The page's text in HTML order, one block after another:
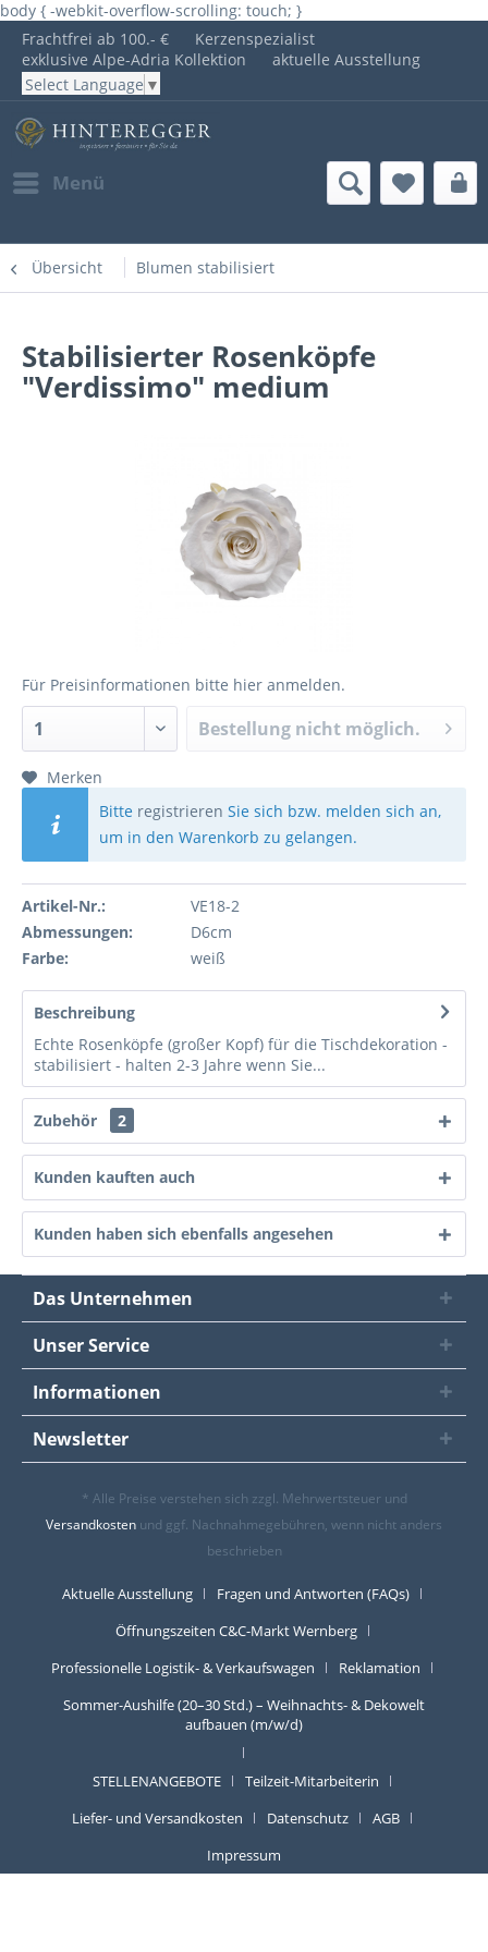
body { -webkit-overflow-scrolling: touch; }
Frachtfrei ab 100.- €
Kerzenspezialist
exklusive Alpe-Adria Kollektion
aktuelle Ausstellung
Select Language ▼
Menü
Übersicht Blumen stabilisiert
Stabilisierter Rosenköpfe
"Verdissimo" medium
Für Preisinformationen bitte hier anmelden.
Bestellung nicht möglich.
Merken
Bitte registrieren Sie sich bzw. melden sich an,
um in den Warenkorb zu gelangen.
Artikel-Nr.:
VE18-2
Abmessungen:
D6cm
Farbe:
weiß
Beschreibung
Echte Rosenköpfe (großer Kopf) für die Tischdekoration -
stabilisiert - halten 2-3 Jahre wenn Sie...
Zubehör 2
Kunden kauften auch
Kunden haben sich ebenfalls angesehen
Das Unternehmen
Unser Service
Informationen
Newsletter
* Alle Preise verstehen sich zzgl. Mehrwertsteuer und
Versandkosten und ggf. Nachnahmegebühren, wenn nicht anders
beschrieben
Aktuelle Ausstellung
Fragen und Antworten (FAQs)
Öffnungszeiten C&C-Markt Wernberg
Professionelle Logistik- & Verkaufswagen
Reklamation
Sommer-Aushilfe (20–30 Std.) – Weihnachts- & Dekowelt
aufbauen (m/w/d)
STELLENANGEBOTE
Teilzeit-Mitarbeiterin
Liefer- und Versandkosten
Datenschutz
AGB
Impressum